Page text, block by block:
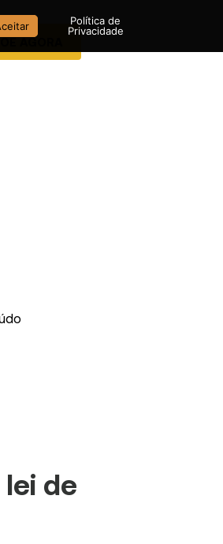
AGORA
de
Política de
Privacidade